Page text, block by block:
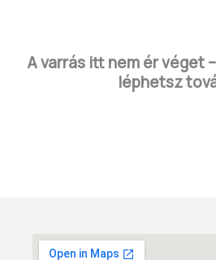
A varrás itt nem ér véget
léphetsz